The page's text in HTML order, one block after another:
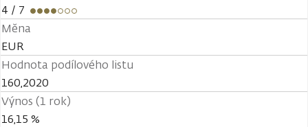
4 / 7
Měna
EUR
Hodnota podílového listu
160,2020
Výnos (1 rok)
16,15 %